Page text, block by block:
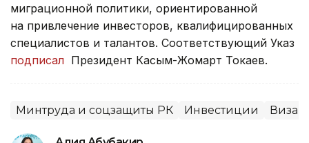
миграционной политики, ориентированной
на привлечение инвесторов, квалифицированных
специалистов и талантов. Соответствующий Указ
подписал Президент Касым-Жомарт Токаев.
Минтруда и соцзащиты РК Инвестиции Виза